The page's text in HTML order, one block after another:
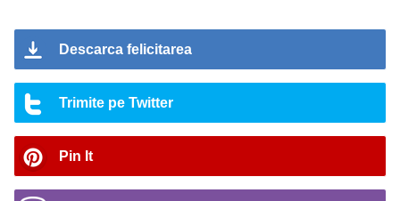
Descarca felicitarea
Trimite pe Twitter
Pin It